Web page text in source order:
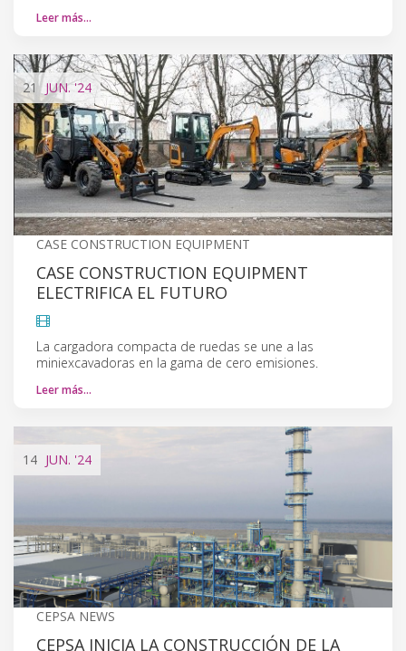
Leer más…
21 JUN.'24
CASE CONSTRUCTION EQUIPMENT
CASE CONSTRUCTION EQUIPMENT
ELECTRIFICA EL FUTURO
La cargadora compacta de ruedas se une a las
miniexcavadoras en la gama de cero emisiones.
Leer más…
14 JUN. '24
CEPSA NEWS
CEPSA INICIA LA CONSTRUCCIÓN DE LA